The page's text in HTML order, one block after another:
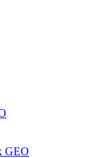
GEO